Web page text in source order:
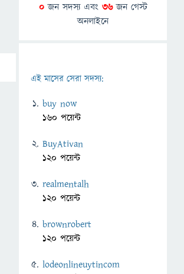
0জন সদস্য এবং 36জন গেস্ট
অনলাইনে
এই মাসের সেরা সদস্য:
buy now
160 পয়েন্ট
BuyAtivan
120 পয়েন্ট
realmentalh
120 পয়েন্ট
brownrobert
120 পয়েন্ট
lodeonlineuytincom